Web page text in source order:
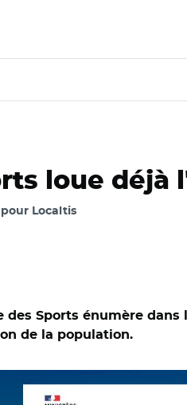
loue déjà
Localtis
des Sports énumère
de la population.